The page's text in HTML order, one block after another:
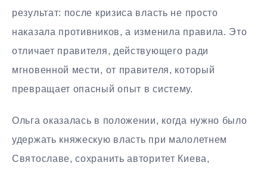
результат: после кризиса власть не просто
наказала противников, а изменила правила. Это
отличает правителя, действующего ради
мгновенной мести, от правителя, который
превращает опасный опыт в систему.
Ольга оказалась в положении, когда нужно было
удержать княжескую власть при малолетнем
Святославе, сохранить авторитет Киева,